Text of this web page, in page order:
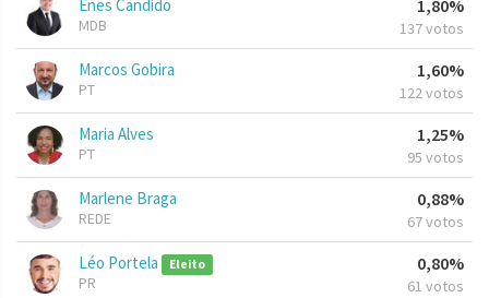
Enes Candido
MDB
1,80%
137 votos
Marcos Gobira
PT
1,60%
122 votos
Maria Alves
PT
1,25%
95 votos
Marlene Braga
REDE
0,88%
67 votos
Léo Portela Eleito
PR
0,80%
61 votos